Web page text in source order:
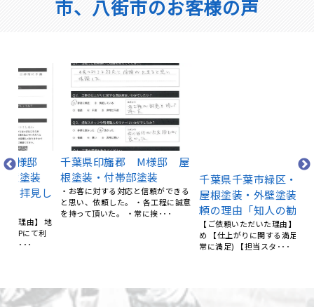
市、八街市のお客様の声
千葉県印旛郡 M様邸 屋
根塗装・付帯部塗装
・お客に対する対応と信頼ができる
と思い、依頼した。 ・各工程に誠意
を持って頂いた。 ・常に挨･･･
千葉県千葉市緑区・S様
屋根塗装・外壁塗装 ご依
頼の理由「知人の勧め」
【ご依頼いただいた理由】 知人の勧
め 【仕上がりに関する満足度】 (非
常に満足) 【担当スタ･･･